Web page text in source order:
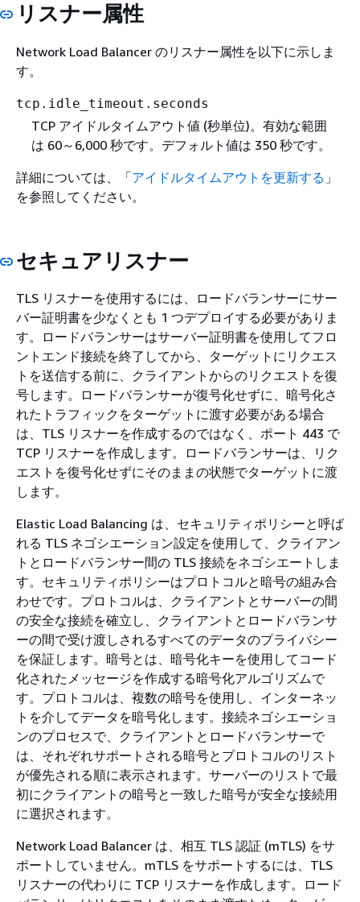
リスナー属性
Network Load Balancer のリスナー属性を以下に示しま
す。
tcp.idle_timeout.seconds
TCP アイドルタイムアウト値 (秒単位)。有効な範囲
は 60～6,000 秒です。デフォルト値は 350 秒です。
詳細については、「アイドルタイムアウトを更新する 」
を参照してください。
セキュアリスナー
TLS リスナーを使用するには、ロードバランサーにサー
バー証明書を少なくとも 1 つデプロイする必要がありま
す。ロードバランサーはサーバー証明書を使用してフロ
ントエンド接続を終了してから、ターゲットにリクエス
トを送信する前に、クライアントからのリクエストを復
号します。ロードバランサーが復号化せずに、暗号化さ
れたトラフィックをターゲットに渡す必要がある場合
は、TLS リスナーを作成するのではなく、ポート 443 で
TCP リスナーを作成します。ロードバランサーは、リク
エストを復号化せずにそのままの状態でターゲットに渡
します。
Elastic Load Balancing は、セキュリティポリシーと呼ば
れる TLS ネゴシエーション設定を使用して、クライアン
トとロードバランサー間の TLS 接続をネゴシエートしま
す。セキュリティポリシーはプロトコルと暗号の組み合
わせです。プロトコルは、クライアントとサーバーの間
の安全な接続を確立し、クライアントとロードバランサ
ーの間で受け渡しされるすべてのデータのプライバシー
を保証します。暗号とは、暗号化キーを使用してコード
化されたメッセージを作成する暗号化アルゴリズムで
す。プロトコルは、複数の暗号を使用し、インターネッ
トを介してデータを暗号化します。接続ネゴシエーショ
ンのプロセスで、クライアントとロードバランサーで
は、それぞれサポートされる暗号とプロトコルのリスト
が優先される順に表示されます。サーバーのリストで最
初にクライアントの暗号と一致した暗号が安全な接続用
に選択されます。
Network Load Balancer は、相互 TLS 認証 (mTLS) をサ
ポートしていません。mTLS をサポートするには、TLS
リスナーの代わりに TCP リスナーを作成します。ロード